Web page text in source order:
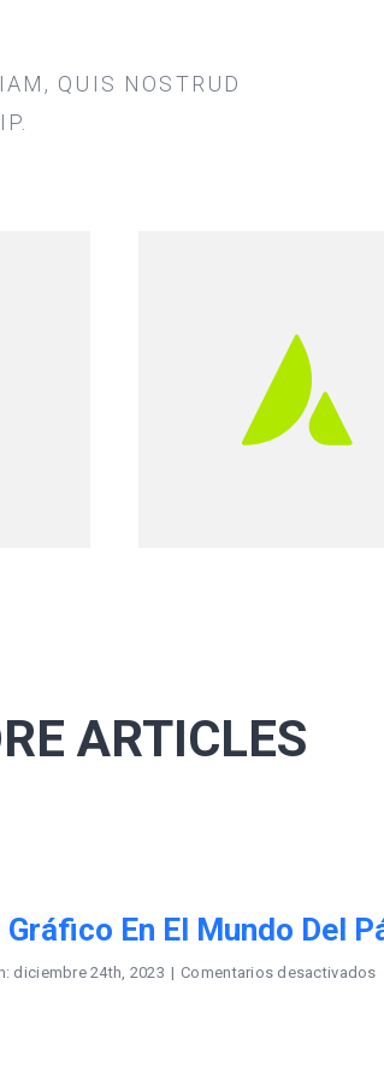
QUIS NOSTRUD
ARTICLES
En El Mundo Del
diciembre 24th, 2023 | Comentarios desactivadosen